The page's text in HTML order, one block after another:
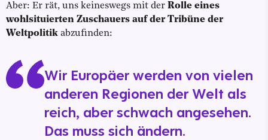
Aber: Er rät, uns keineswegs mit der Rolle eines
wohlsituierten Zuschauers auf der Tribüne der
Weltpolitik abzufinden:
Wir Europäer werden von vielen
anderen Regionen der Welt als
reich, aber schwach angesehen.
Das muss sich ändern.